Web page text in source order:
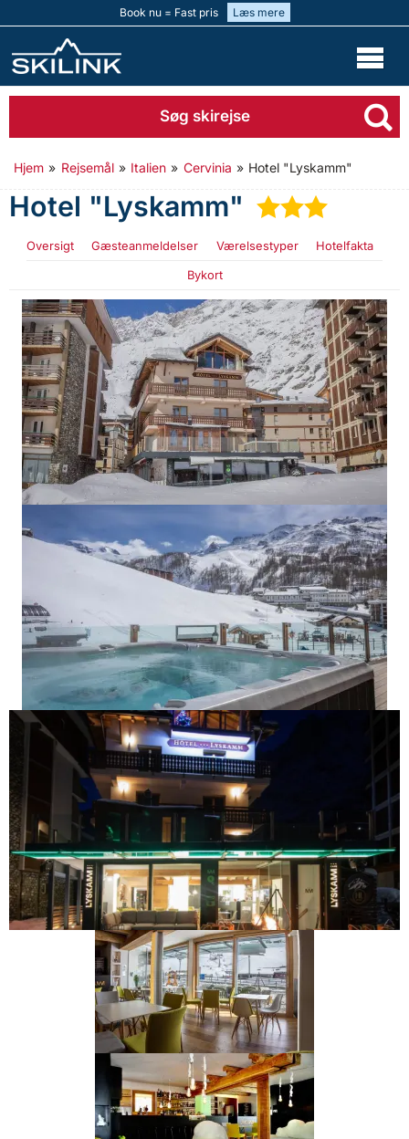
Book nu = Fast pris Læs mere
Søg skirejse
Hjem » Rejsemål » Italien » Cervinia » Hotel "Lyskamm"
Hotel "Lyskamm" ★★★
Oversigt Gæsteanmeldelser Værelsestyper
Hotelfakta
Bykort